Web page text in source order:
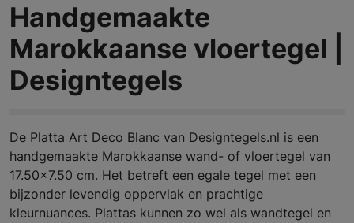
Handgemaakte
Marokkaanse vloertegel |
Designtegels
De Platta Art Deco Blanc van Designtegels.nl is een
handgemaakte Marokkaanse wand- of vloertegel van
17.50x7.50 cm. Het betreft een egale tegel met een
bijzonder levendig oppervlak en prachtige
kleurnuances. Plattas kunnen zo wel als wandtegel en